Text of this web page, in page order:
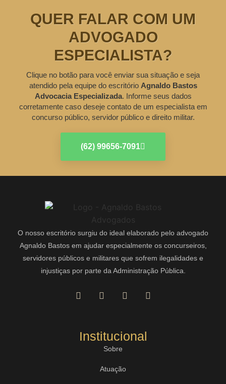
QUER FALAR COM UM
ADVOGADO
ESPECIALISTA?
Clique no botão para você enviar sua situação e seja
atendido pela equipe do escritório Agnaldo Bastos
Advocacia Especializada. Informe seus dados
corretamente caso deseje contato de um especialista em
concurso público, servidor público e direito militar.
(62) 99656-7091
O nosso escritório surgiu do ideal elaborado pelo advogado
Agnaldo Bastos em ajudar especialmente os concurseiros,
servidores públicos e militares que sofrem ilegalidades e
injustiças por parte da Administração Pública.
Institucional
Sobre
Atuação